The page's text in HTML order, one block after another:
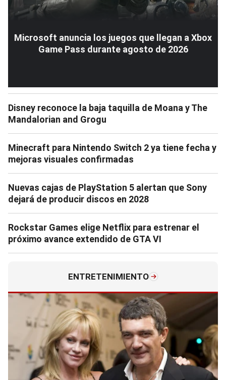
Microsoft anuncia los juegos que llegan a Xbox
Game Pass durante agosto de 2026
Disney reconoce la baja taquilla de Moana y The
Mandalorian and Grogu
Minecraft para Nintendo Switch 2 ya tiene fecha y
mejoras visuales confirmadas
Nuevas cajas de PlayStation 5 alertan que Sony
dejará de producir discos en 2028
Rockstar Games elige Netflix para estrenar el
próximo avance extendido de GTA VI
ENTRETENIMIENTO